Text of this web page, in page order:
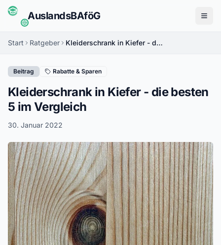
AuslandsBAföG
Start Ratgeber Kleiderschrank in Kiefer - die besten 5 im Vergleich
Beitrag Rabatte & Sparen
Kleiderschrank in Kiefer - die besten
5 im Vergleich
30. Januar 2022